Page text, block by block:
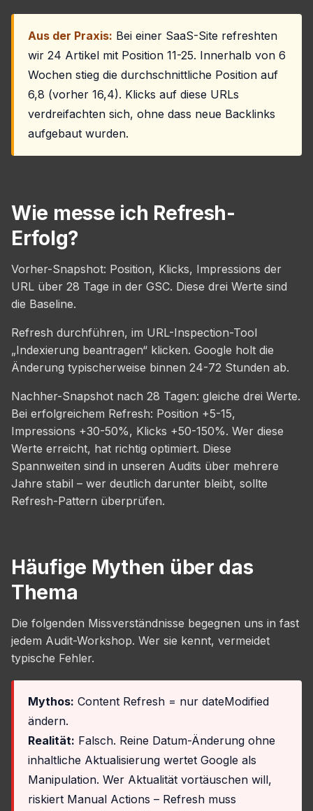
Aus der Praxis: Bei einer SaaS-Site refreshten
wir 24 Artikel mit Position 11-25. Innerhalb von 6
Wochen stieg die durchschnittliche Position auf
6,8 (vorher 16,4). Klicks auf diese URLs
verdreifachten sich, ohne dass neue Backlinks
aufgebaut wurden.
Wie messe ich Refresh-
Erfolg?
Vorher-Snapshot: Position, Klicks, Impressions der
URL über 28 Tage in der GSC. Diese drei Werte sind
die Baseline.
Refresh durchführen, im URL-Inspection-Tool
„Indexierung beantragen“ klicken. Google holt die
Änderung typischerweise binnen 24-72 Stunden ab.
Nachher-Snapshot nach 28 Tagen: gleiche drei Werte.
Bei erfolgreichem Refresh: Position +5-15,
Impressions +30-50%, Klicks +50-150%. Wer diese
Werte erreicht, hat richtig optimiert. Diese
Spannweiten sind in unseren Audits über mehrere
Jahre stabil – wer deutlich darunter bleibt, sollte
Refresh-Pattern überprüfen.
Häufige Mythen über das
Thema
Die folgenden Missverständnisse begegnen uns in fast
jedem Audit-Workshop. Wer sie kennt, vermeidet
typische Fehler.
Mythos: Content Refresh = nur dateModified
ändern.
Realität: Falsch. Reine Datum-Änderung ohne
inhaltliche Aktualisierung wertet Google als
Manipulation. Wer Aktualität vortäuschen will,
riskiert Manual Actions – Refresh muss